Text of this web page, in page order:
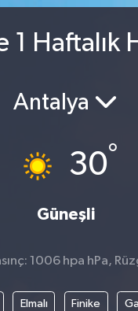
1
Antalya
30°
Güneşli
1006 hpa hPa,
Elmalı Finike